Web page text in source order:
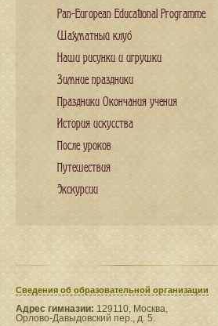
Pan-European Educational Programme
Шахматный клуб
Наши рисунки и игрушки
Зимние праздники
Праздники Окончания учения
История искусства
После уроков
Путешествия
Экскурсии
Сведения​ об образовательной организации
Адрес гимназии: 129110, Москва,
Орлово-Давыдовский пер., д. 5.